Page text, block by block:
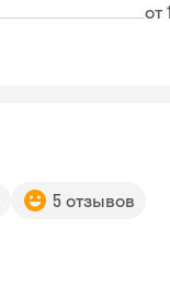
от
5 отзывов